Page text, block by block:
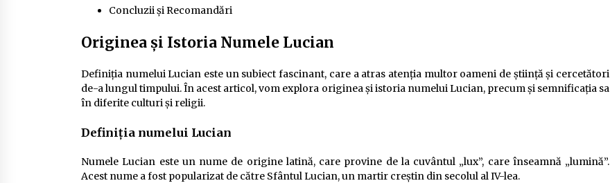
Concluzii și Recomandări
Originea și Istoria Numele Lucian
Definiția numelui Lucian este un subiect fascinant, care a atras atenția multor oameni de știință și cercetători
de-a lungul timpului. În acest articol, vom explora originea și istoria numelui Lucian, precum și semnificația sa
în diferite culturi și religii.
Definiția numelui Lucian
Numele Lucian este un nume de origine latină, care provine de la cuvântul „lux”, care înseamnă „lumină”.
Acest nume a fost popularizat de către Sfântul Lucian, un martir creștin din secolul al IV-lea.